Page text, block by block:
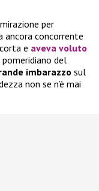
per
ancora concorrente
e aveva voluto
del
imbarazzo sul
non se n’è mai